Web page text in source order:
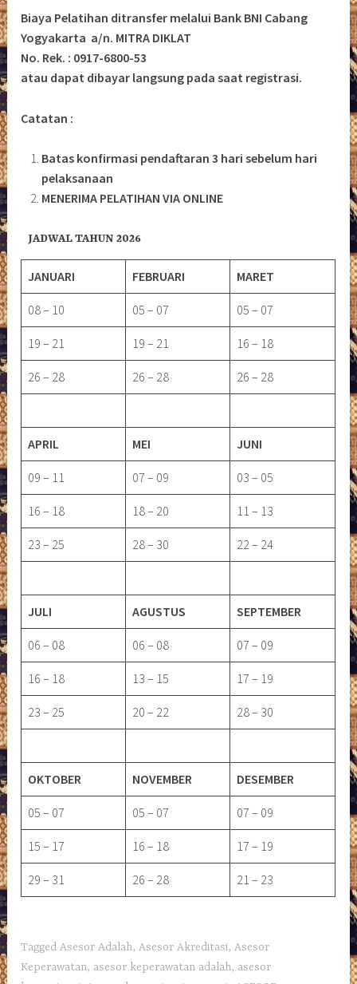
Biaya Pelatihan ditransfer melalui Bank BNI Cabang
Yogyakarta a/n. MITRA DIKLAT
No. Rek. : 0917-6800-53
atau dapat dibayar langsung pada saat registrasi.
Catatan :
Batas konfirmasi pendaftaran 3 hari sebelum hari
pelaksanaan
MENERIMA PELATIHAN VIA ONLINE
JADWAL TAHUN 2026
JANUARI FEBRUARI MARET
08 – 10 05 – 07 05 – 07
19 – 21 19 – 21 16 – 18
26 – 28 26 – 28 26 – 28
APRIL MEI JUNI
09 – 11 07 – 09 03 – 05
16 – 18 18 – 20 11 – 13
23 – 25 28 – 30 22 – 24
JULI AGUSTUS SEPTEMBER
06 – 08 06 – 08 07 – 09
16 – 18 13 – 15 17 – 19
23 – 25 20 – 22 28 – 30
OKTOBER NOVEMBER DESEMBER
05 – 07 05 – 07 07 – 09
15 – 17 16 – 18 17 – 19
29 – 31 26 – 28 21 – 23
TaggedAsesor Adalah,Asesor Akreditasi,Asesor
Keperawatan, asesor keperawatan adalah, asesor